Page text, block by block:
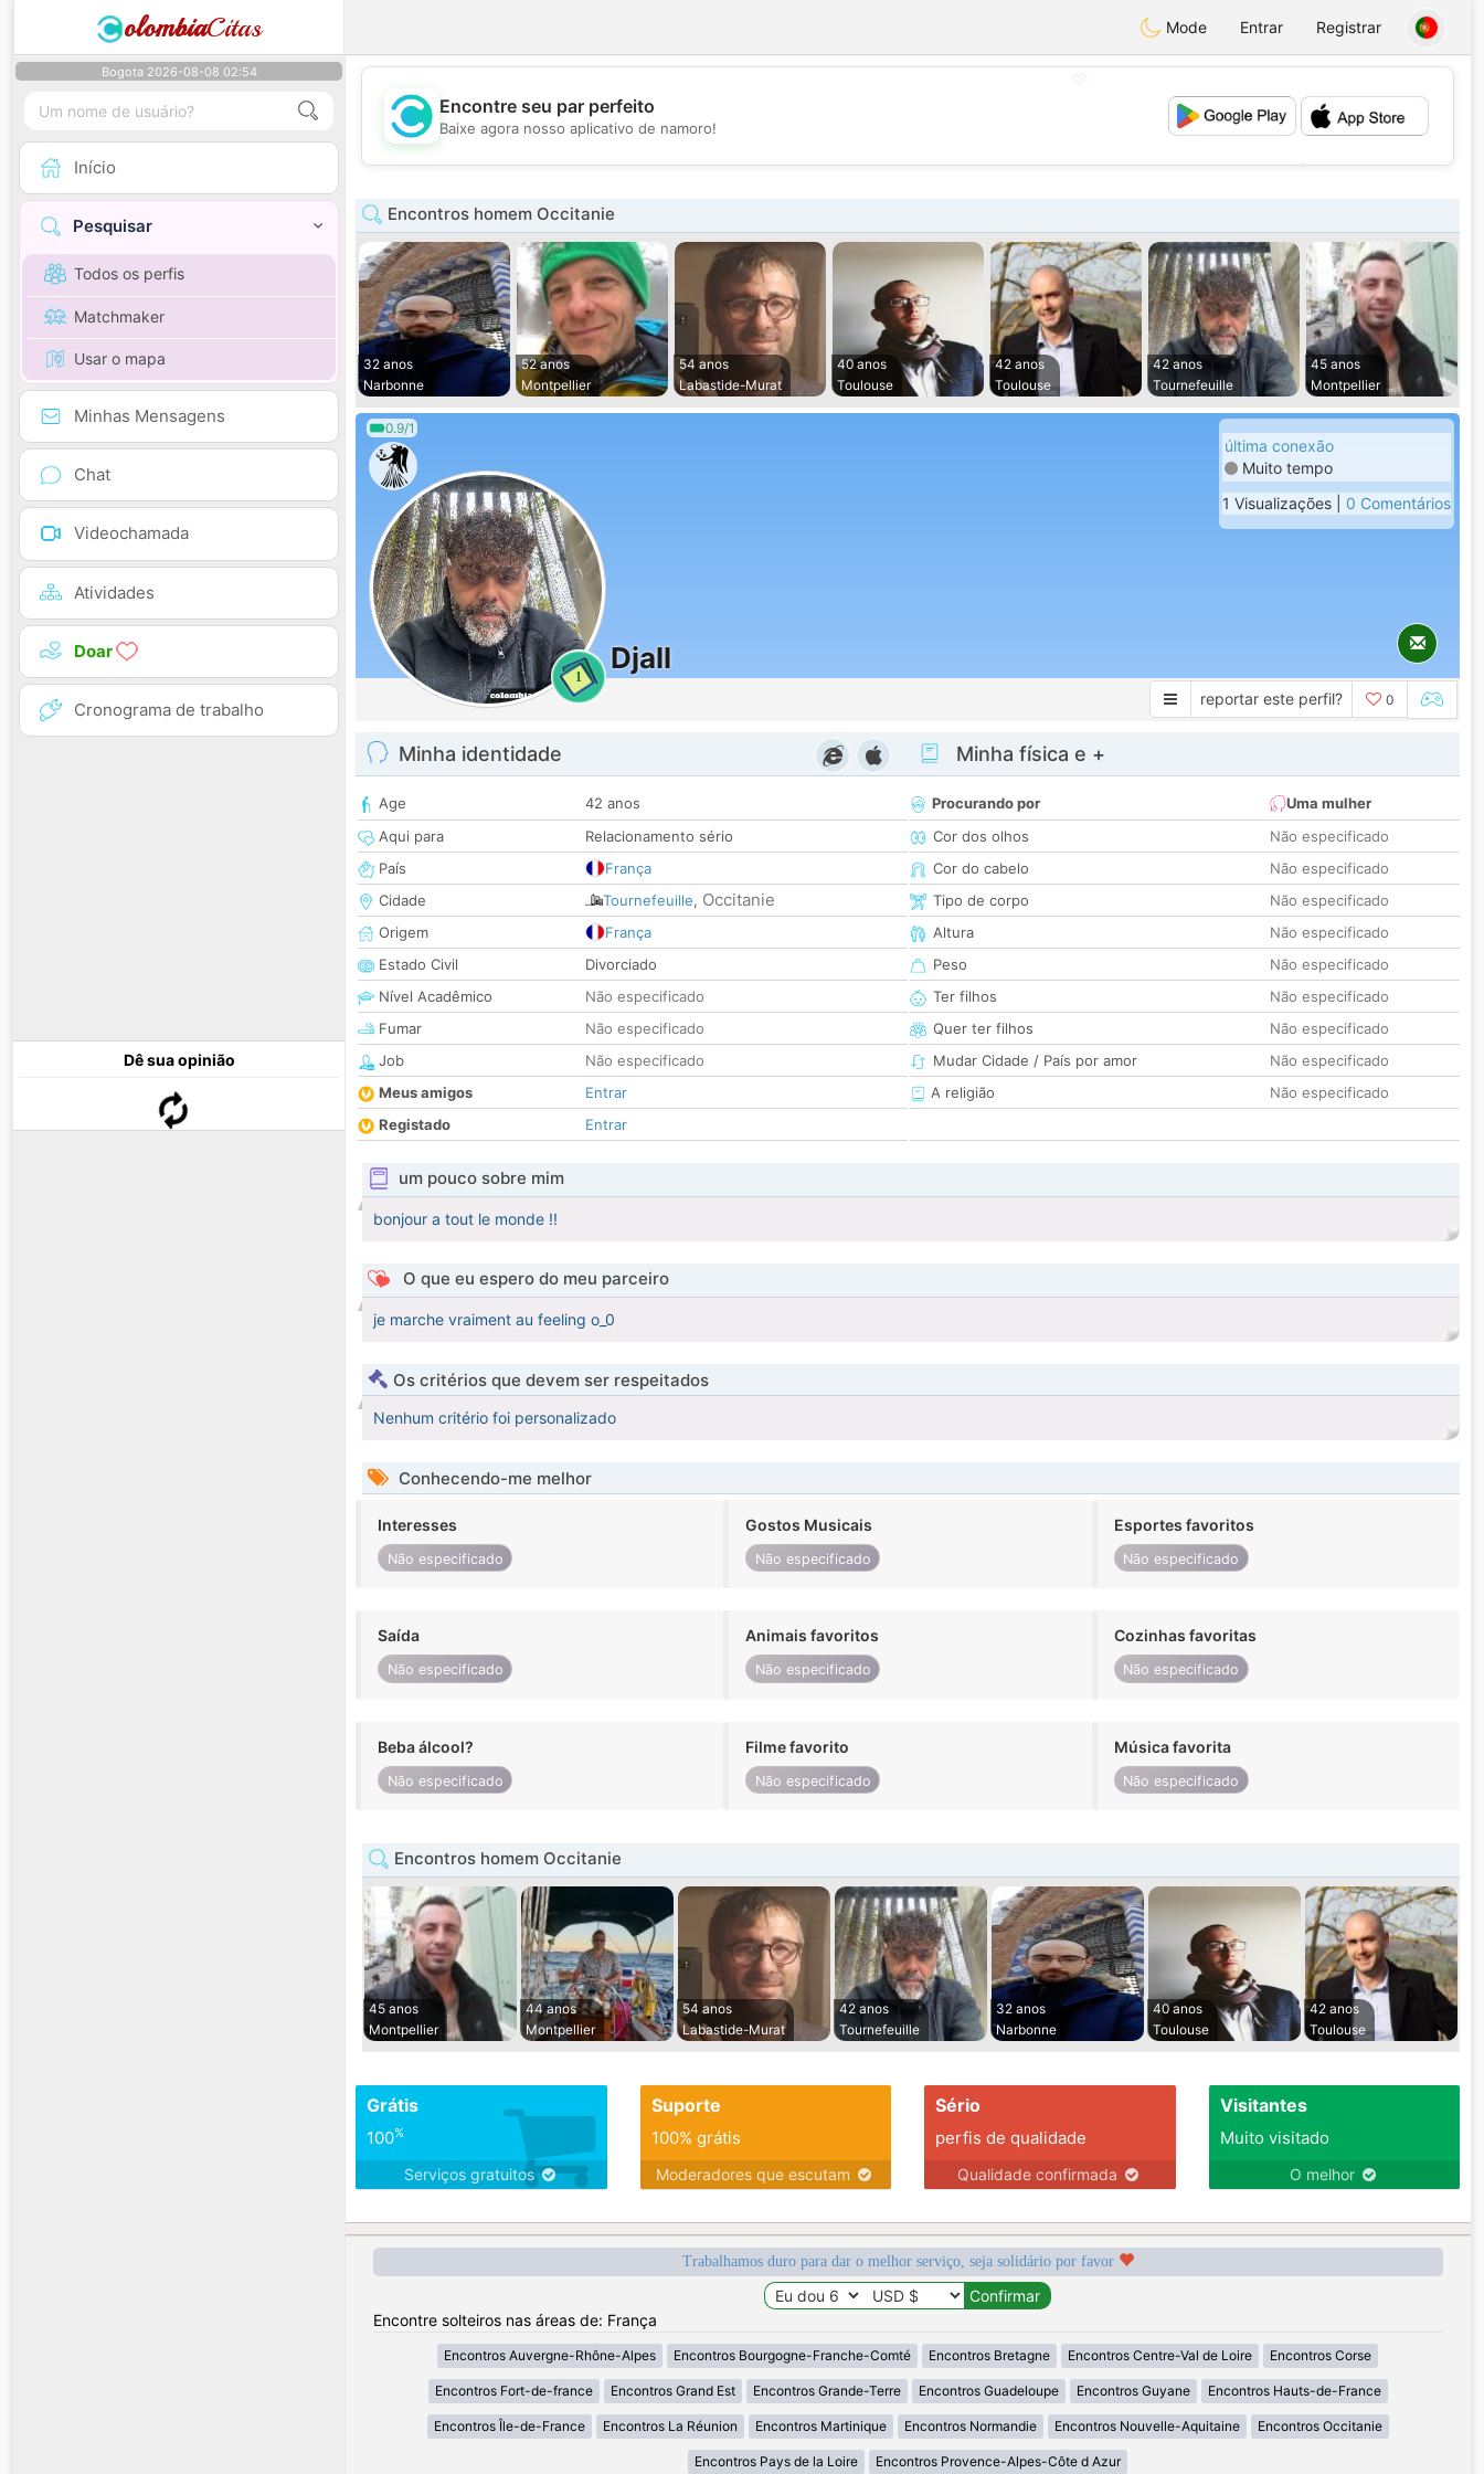
olombiaCitas Mode Entrar Registrar
Bogota 2026-08-08 02:54
Início
Pesquisar
Todos os perfis
Matchmaker
Usar o mapa
Minhas Mensagens
Chat
Videochamada
Atividades
Doar
Cronograma de trabalho
Dê sua opinião
💖
💕
Encontre seu par perfeito
Baixe agora nosso aplicativo de namoro!
Encontros homem Occitanie
32 anos
Narbonne
52 anos
Montpellier
54 anos
Labastide-Murat
40 anos
Toulouse
42 anos
Toulouse
42 anos
Tournefeuille
45 anos
Montpellier
0.9/1
1
Djall
última conexão
Muito tempo
1 Visualizações | 0 Comentários
reportar este perfil? 0
Minha identidade
Age
42 anos
Aqui para
Relacionamento sério
País
França
Cidade
Tournefeuille, Occitanie
Origem
França
Estado Civil
Divorciado
Nível Acadêmico
Não especificado
Fumar
Não especificado
Job
Não especificado
Meus amigos
Entrar
Registado
Entrar
Minha física e +
Procurando por
Uma mulher
Cor dos olhos
Não especificado
Cor do cabelo
Não especificado
Tipo de corpo
Não especificado
Altura
Não especificado
Peso
Não especificado
Ter filhos
Não especificado
Quer ter filhos
Não especificado
Mudar Cidade / País por amor
Não especificado
A religião
Não especificado
um pouco sobre mim
bonjour a tout le monde !!
O que eu espero do meu parceiro
je marche vraiment au feeling o_0
Os critérios que devem ser respeitados
Nenhum critério foi personalizado
Conhecendo-me melhor
Interesses
Não especificado
Gostos Musicais
Não especificado
Esportes favoritos
Não especificado
Saída
Não especificado
Animais favoritos
Não especificado
Cozinhas favoritas
Não especificado
Beba álcool?
Não especificado
Filme favorito
Não especificado
Música favorita
Não especificado
Encontros homem Occitanie
45 anos
Montpellier
44 anos
Montpellier
54 anos
Labastide-Murat
42 anos
Tournefeuille
32 anos
Narbonne
40 anos
Toulouse
42 anos
Toulouse
Grátis
100%
Serviços gratuitos
Suporte
100% grátis
Moderadores que escutam
Sério
perfis de qualidade
Qualidade confirmada
Visitantes
Muito visitado
O melhor
Trabalhamos duro para dar o melhor serviço, seja solidário por favor
Encontre solteiros nas áreas de: França
Encontros Auvergne-Rhône-Alpes Encontros Bourgogne-Franche-Comté Encontros Bretagne Encontros Centre-Val de Loire Encontros Corse
Encontros Fort-de-france Encontros Grand Est Encontros Grande-Terre Encontros Guadeloupe Encontros Guyane Encontros Hauts-de-France
Encontros Île-de-France Encontros La Réunion Encontros Martinique Encontros Normandie Encontros Nouvelle-Aquitaine Encontros Occitanie
Encontros Pays de la Loire Encontros Provence-Alpes-Côte d Azur